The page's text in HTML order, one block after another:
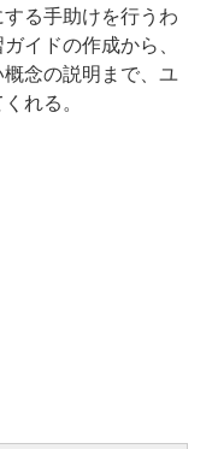
する手助けを行うわ
イドの作成から、
念の説明まで、ユ
れる。